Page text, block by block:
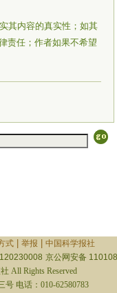
其内容的真实性；如其
责任；作者如果不希望
式| 举报
中国科学报社
京公网安备
All Rights Reserved
电话：010-62580783